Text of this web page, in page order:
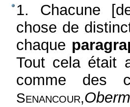
1. Chacune
chose de
chaque
Tout cela était
comme des
Senancour,